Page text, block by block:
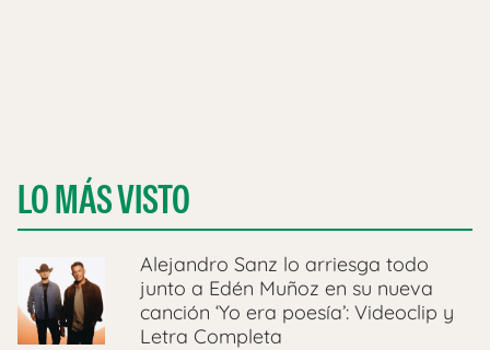
LO MÁS VISTO
Alejandro Sanz lo arriesga todo
junto a Edén Muñoz en su nueva
canción ‘Yo era poesía’: Videoclip y
Letra Completa